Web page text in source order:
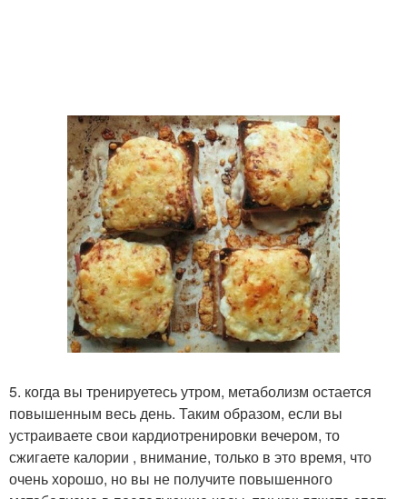
5. когда вы тренируетесь утром, метаболизм остается
повышенным весь день. Таким образом, если вы
устраиваете свои кардиотренировки вечером, то
сжигаете калории , внимание, только в это время, что
очень хорошо, но вы не получите повышенного